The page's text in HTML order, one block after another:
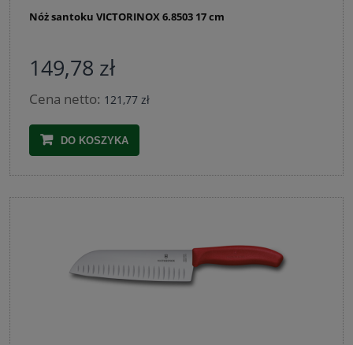
Nóż santoku VICTORINOX 6.8503 17 cm
149,78 zł
Cena netto: 121,77 zł
DO KOSZYKA